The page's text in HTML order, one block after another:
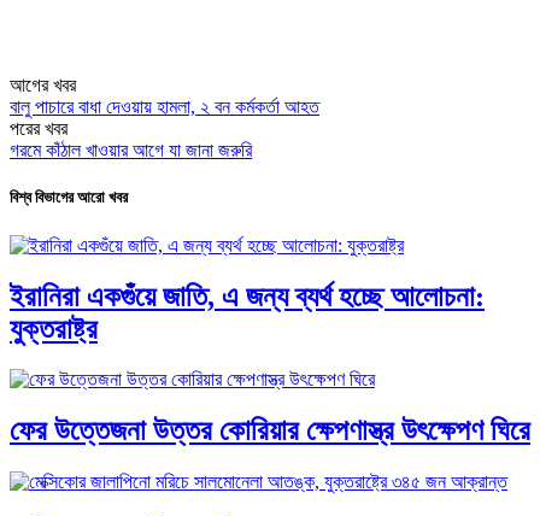
আগের খবর
বালু পাচারে বাধা দেওয়ায় হামলা, ২ বন কর্মকর্তা আহত
পরের খবর
গরমে কাঁঠাল খাওয়ার আগে যা জানা জরুরি
বিশ্ব বিভাগের আরো খবর
ইরানিরা একগুঁয়ে জাতি, এ জন্য ব্যর্থ হচ্ছে আলোচনা:
যুক্তরাষ্ট্র
ফের উত্তেজনা উত্তর কোরিয়ার ক্ষেপণাস্ত্র উৎক্ষেপণ ঘিরে